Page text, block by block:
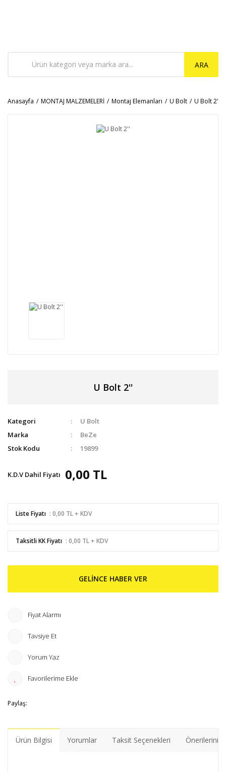
ARA
Anasayfa MONTAJ MALZEMELERİ Montaj Elemanları U Bolt U Bolt 2''
U Bolt 2''
Kategori
U Bolt
Marka
BeZe
Stok Kodu
19899
K.D.V Dahil Fiyatı 0,00 TL
Liste Fiyatı : 0,00 TL + KDV
Taksitli KK Fiyatı : 0,00 TL + KDV
GELİNCE HABER VER
Fiyat Alarmı
Tavsiye Et
Yorum Yaz
Paylaş:
Ürün Bilgisi Yorumlar Taksit Seçenekleri Önerileriniz